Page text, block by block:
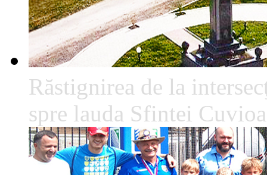
Răstignirea de la
spre lauda Sfintei